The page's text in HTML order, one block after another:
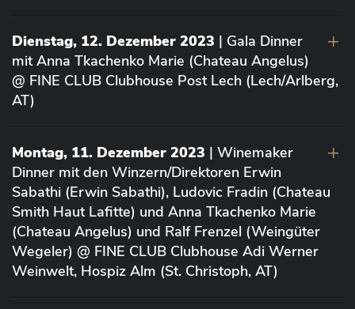
Dienstag, 12. Dezember 2023 | Gala Dinner
mit Anna Tkachenko Marie (Chateau Angelus)
@ FINE CLUB Clubhouse Post Lech (Lech/Arlberg,
AT)
Montag, 11. Dezember 2023 | Winemaker
Dinner mit den Winzern/Direktoren Erwin
Sabathi (Erwin Sabathi), Ludovic Fradin (Chateau
Smith Haut Lafitte) und Anna Tkachenko Marie
(Chateau Angelus) und Ralf Frenzel (Weingüter
Wegeler) @ FINE CLUB Clubhouse Adi Werner
Weinwelt, Hospiz Alm (St. Christoph, AT)